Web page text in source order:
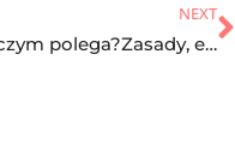
NEXT
Dieta 8-godzinna – na czym polega?Zasady, efekty i opinie